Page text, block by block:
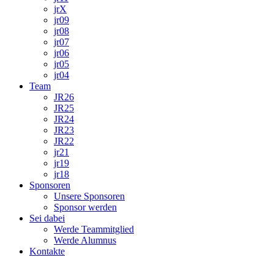
jrX
jr09
jr08
jr07
jr06
jr05
jr04
Team
JR26
JR25
JR24
JR23
JR22
jr21
jr19
jr18
Sponsoren
Unsere Sponsoren
Sponsor werden
Sei dabei
Werde Teammitglied
Werde Alumnus
Kontakte